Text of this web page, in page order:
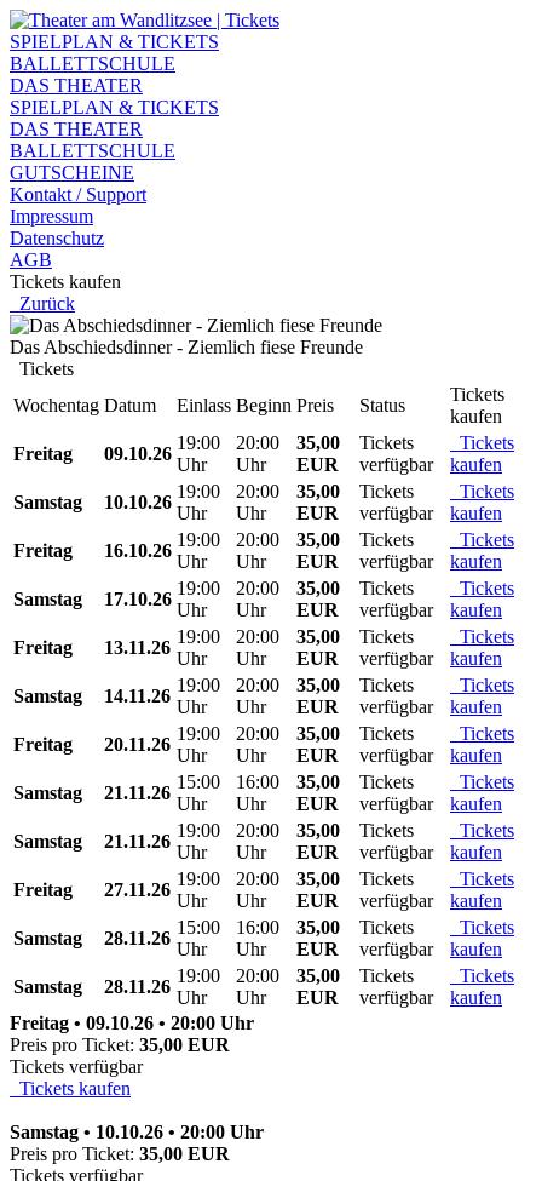
SPIELPLAN & TICKETS
BALLETTSCHULE
DAS THEATER
SPIELPLAN & TICKETS
DAS THEATER
BALLETTSCHULE
GUTSCHEINE
Kontakt / Support
Impressum
Datenschutz
AGB
Tickets kaufen
Zurück
Das Abschiedsdinner - Ziemlich fiese Freunde
Tickets
Wochentag Datum Einlass Beginn Preis Status
Tickets
kaufen
Freitag
09.10.26
19:00
Uhr
20:00
Uhr
35,00
EUR
Tickets
verfügbar
Tickets
kaufen
Samstag
10.10.26
19:00
Uhr
20:00
Uhr
35,00
EUR
Tickets
verfügbar
Tickets
kaufen
Freitag
16.10.26
19:00
Uhr
20:00
Uhr
35,00
EUR
Tickets
verfügbar
Tickets
kaufen
Samstag
17.10.26
19:00
Uhr
20:00
Uhr
35,00
EUR
Tickets
verfügbar
Tickets
kaufen
Freitag
13.11.26
19:00
Uhr
20:00
Uhr
35,00
EUR
Tickets
verfügbar
Tickets
kaufen
Samstag
14.11.26
19:00
Uhr
20:00
Uhr
35,00
EUR
Tickets
verfügbar
Tickets
kaufen
Freitag
20.11.26
19:00
Uhr
20:00
Uhr
35,00
EUR
Tickets
verfügbar
Tickets
kaufen
Samstag
21.11.26
15:00
Uhr
16:00
Uhr
35,00
EUR
Tickets
verfügbar
Tickets
kaufen
Samstag
21.11.26
19:00
Uhr
20:00
Uhr
35,00
EUR
Tickets
verfügbar
Tickets
kaufen
Freitag
27.11.26
19:00
Uhr
20:00
Uhr
35,00
EUR
Tickets
verfügbar
Tickets
kaufen
Samstag
28.11.26
15:00
Uhr
16:00
Uhr
35,00
EUR
Tickets
verfügbar
Tickets
kaufen
Samstag
28.11.26
19:00
Uhr
20:00
Uhr
35,00
EUR
Tickets
verfügbar
Tickets
kaufen
Freitag • 09.10.26 • 20:00 Uhr
Preis pro Ticket: 35,00 EUR
Tickets verfügbar
Tickets kaufen
Samstag • 10.10.26 • 20:00 Uhr
Preis pro Ticket: 35,00 EUR
Tickets verfügbar